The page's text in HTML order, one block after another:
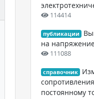
114414
публикации
на
111088
справочник
постоянному